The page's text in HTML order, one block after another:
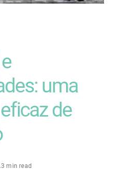
uma
de
min read